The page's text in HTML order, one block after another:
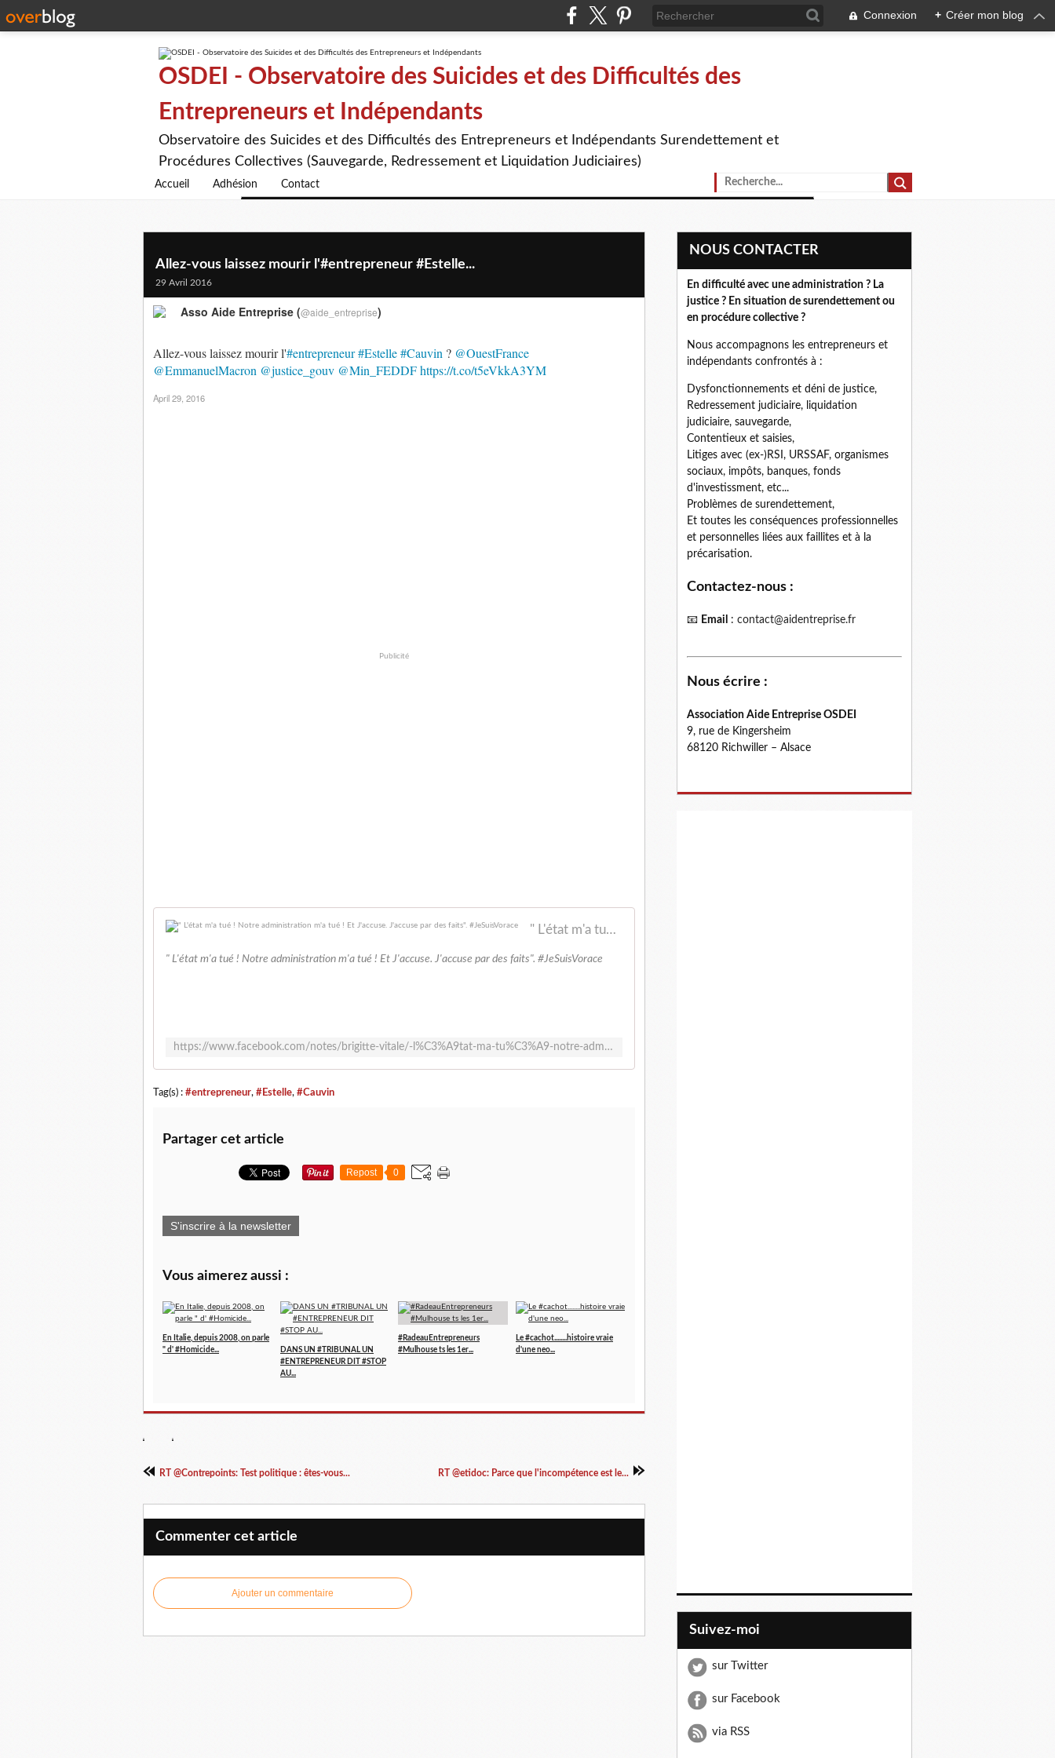
Connexion + Créer mon blog
OSDEI - Observatoire des Suicides et des Difficultés des
Entrepreneurs et Indépendants
Observatoire des Suicides et des Difficultés des Entrepreneurs et Indépendants Surendettement et
Procédures Collectives (Sauvegarde, Redressement et Liquidation Judiciaires)
Accueil Adhésion Contact
Allez-vous laissez mourir l'#entrepreneur #Estelle...
29 Avril 2016
Allez-vous laissez mourir l'#entrepreneur#Estelle#Cauvin ? @OuestFrance
@EmmanuelMacron @justice_gouv @Min_FEDDFhttps://t.co/t5eVkkA3YM
Asso Aide Entreprise (@aide_entreprise)
April 29, 2016
Publicité
" L'état m'a tué ! Notre administration m'a tué ! Et J'accuse. J'accuse par des faits". #JeSuisVorace
" L'état m'a tué ! Notre administration m'a tué ! Et J'accuse. J'accuse par des faits". #JeSuisVorace
https://www.facebook.com/notes/brigitte-vitale/-l%C3%A9tat-ma-tu%C3%A9-notre-administration-ma-tu%C3%A9-et-jaccuse-jaccuse-par-des-faits-jesui/269728320031102
Tag(s) : #entrepreneur, #Estelle, #Cauvin
Partager cet article
Repost 0
S'inscrire à la newsletter
Vous aimerez aussi :
En Italie, depuis 2008, on parle
" d' #Homicide...
DANS UN #TRIBUNAL UN
#ENTREPRENEUR DIT #STOP
AU...
#RadeauEntrepreneurs
#Mulhouse ts les 1er...
Le #cachot........histoire vraie
d'une neo...
RT @Contrepoints: Test politique : êtes-vous... RT @etidoc: Parce que l'incompétence est le...
Commenter cet article
Ajouter un commentaire
NOUS CONTACTER
En difficulté avec une administration ? La
justice ? En situation de surendettement ou
en procédure collective ?
Nous accompagnons les entrepreneurs et
indépendants confrontés à :
Dysfonctionnements et déni de justice,
Redressement judiciaire, liquidation
judiciaire, sauvegarde,
Contentieux et saisies,
Litiges avec (ex-)RSI, URSSAF, organismes
sociaux, impôts, banques, fonds
d'investissment, etc...
Problèmes de surendettement,
Et toutes les conséquences professionnelles
et personnelles liées aux faillites et à la
précarisation.
Contactez-nous :
📧 Email : contact@aidentreprise.fr
Nous écrire :
Association Aide Entreprise OSDEI
9, rue de Kingersheim
68120 Richwiller – Alsace
Suivez-moi
sur Twitter
sur Facebook
via RSS